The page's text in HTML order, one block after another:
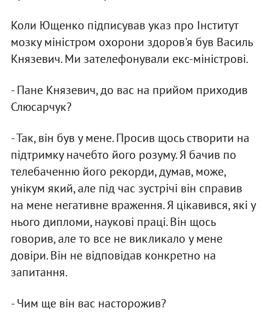
Коли Ющенко пiдписував указ про Iнститут
мозку мiнiстром охорони здоров'я був Василь
Князевич. Ми зателефонували екс-мiнiстровi.
- Пане Князевич, до вас на прийом приходив
Слюсарчук?
- Так, вiн був у мене. Просив щось створити на
пiдтримку начебто його розуму. Я бачив по
телебаченню його рекорди, думав, може,
унiкум який, але пiд час зустрiчi вiн справив
на мене негативне враження. Я цiкавився, якi у
нього дипломи, науковi працi. Вiн щось
говорив, але то все не викликало у мене
довiри. Вiн не вiдповiдав конкретно на
запитання.
- Чим ще вiн вас насторожив?